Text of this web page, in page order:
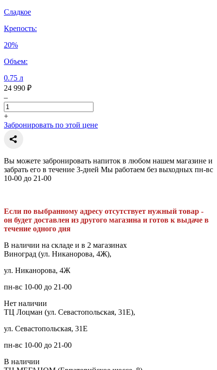
Сладкое
Крепость:
20%
Объем:
0.75 л
24 990 ₽
–
+
Забронировать по этой цене
Вы можете забронировать напиток в любом нашем магазине и
забрать его в течение 3-дней Мы работаем без выходных пн-вс
10-00 до 21-00
Если по выбранному адресу отсутствует нужный товар -
он будет доставлен из другого магазина и готов к выдаче в
течение одного дня
В наличии на складе и в 2 магазинах
Виноград (ул. Никанорова, 4Ж),
ул. Никанорова, 4Ж
пн-вс 10-00 до 21-00
Нет наличии
ТЦ Лоцман (ул. Севастопольская, 31Е),
ул. Севастопольская, 31Е
пн-вс 10-00 до 21-00
В наличии